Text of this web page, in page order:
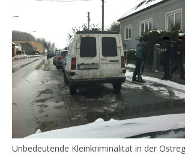
Unbedeutende Kleinkriminalität in der